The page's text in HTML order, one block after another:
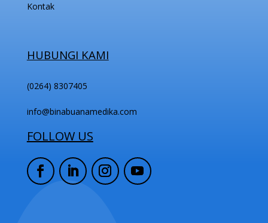
Kontak
HUBUNGI KAMI
(0264) 8307405
info@binabuanamedika.com
FOLLOW US